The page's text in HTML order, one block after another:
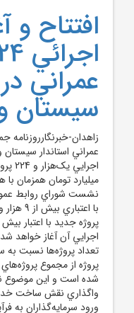
افتتاح و
عمراني
سيستان
زاهدان-
عمراني استاندار سيستان
ميليارد تومان همزمان
پروژه از مجموع
شده است و اين موضوع
واگذاري نقش ساخت
ورود سرمايه‌گذاران به